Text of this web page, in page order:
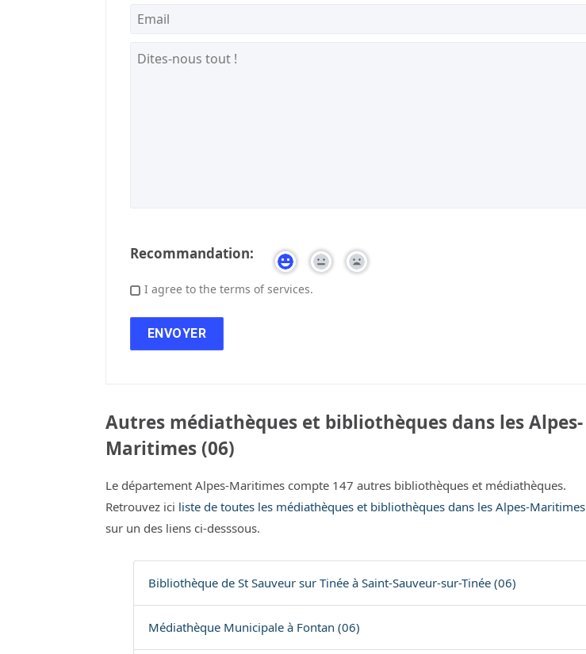
Recommandation:
I agree to the terms of services.
Autres médiathèques et bibliothèques dans les Alpes-
Maritimes (06)
Le département Alpes-Maritimes compte 147 autres bibliothèques et médiathèques.
Retrouvez ici liste de toutes les médiathèques et bibliothèques dans les Alpes-Maritimes
sur un des liens ci-desssous.
Bibliothèque de St Sauveur sur Tinée à Saint-Sauveur-sur-Tinée (06)
Médiathèque Municipale à Fontan (06)